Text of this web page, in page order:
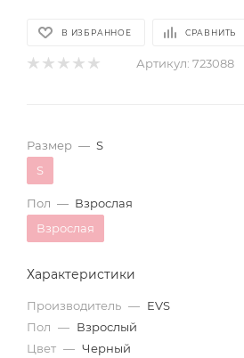
В ИЗБРАННОЕ СРАВНИТЬ
Артикул: 723088
Размер — S
S
Пол — Взрослая
Взрослая
Характеристики
Производитель — EVS
Пол — Взрослый
Цвет — Черный